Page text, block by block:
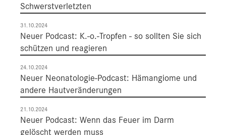
Schwerstverletzten
31.10.2024
Neuer Podcast: K.-o.-Tropfen - so sollten Sie sich
schützen und reagieren
24.10.2024
Neuer Neonatologie-Podcast: Hämangiome und
andere Hautveränderungen
21.10.2024
Neuer Podcast: Wenn das Feuer im Darm
gelöscht werden muss